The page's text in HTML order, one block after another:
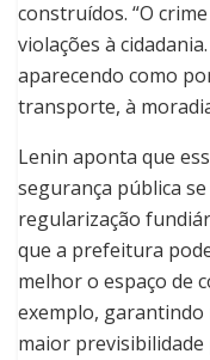
construídos. “O
violações à
aparecendo como
transporte, à
Lenin aponta que
segurança pública
regularização
que a prefeitura
melhor o espaço de
exemplo,
maior previsibilidade